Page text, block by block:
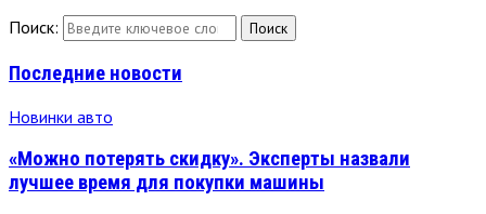
Поиск:
Поиск
Последние новости
Новинки авто
«Можно потерять скидку». Эксперты назвали
лучшее время для покупки машины